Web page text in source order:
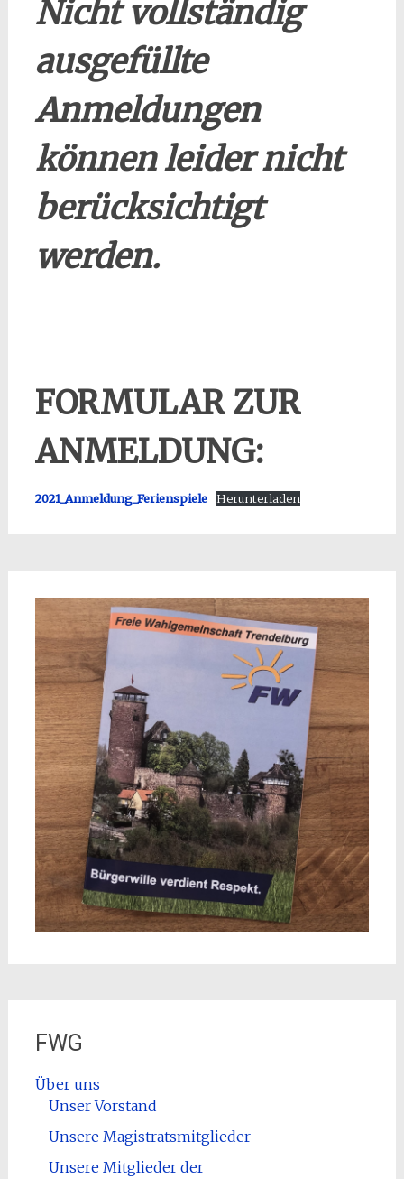
Nicht vollständig
ausgefüllte
Anmeldungen
können leider nicht
berücksichtigt
werden.
FORMULAR ZUR
ANMELDUNG:
2021_Anmeldung_Ferienspiele Herunterladen
FWG
Über uns
Unser Vorstand
Unsere Magistratsmitglieder
Unsere Mitglieder der